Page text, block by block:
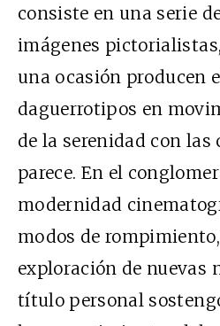
consiste en una serie
imágenes
una ocasión producen
daguerrotipos en
de la serenidad con las
parece. En el
modernidad
modos de
exploración de nuevas
título personal